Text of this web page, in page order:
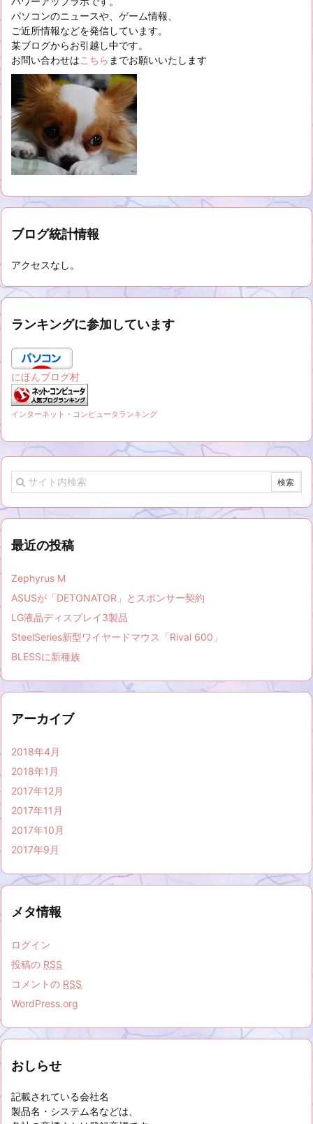
パソコンのニュースや、ゲーム情報、
ご近所情報などを発信しています。
某ブログからお引越し中です。
お問い合わせはこちら までお願いいたします
ブログ統計情報
アクセスなし。
ランキングに参加しています
にほんブログ村
インターネット・コンピュータランキング
最近の投稿
Zephyrus M
ASUSが「DETONATOR」とスポンサー契約
LG液晶ディスプレイ3製品
SteelSeries新型ワイヤードマウス「Rival 600」
BLESSに新種族
アーカイブ
2018年4月
2018年1月
2017年12月
2017年11月
2017年10月
2017年9月
メタ情報
ログイン
投稿の RSS
コメントの RSS
WordPress.org
おしらせ
記載されている会社名
製品名・システム名などは、